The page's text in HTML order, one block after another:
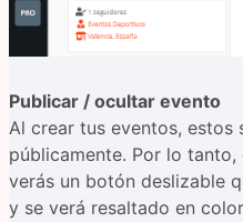
Publicar / ocultar evento
Al crear tus eventos, estos
públicamente. Por lo
verás un botón deslizable
y se verá resaltado en